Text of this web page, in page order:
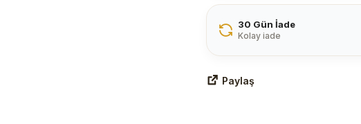
30 Gün İade
Kolay iade
Paylaş